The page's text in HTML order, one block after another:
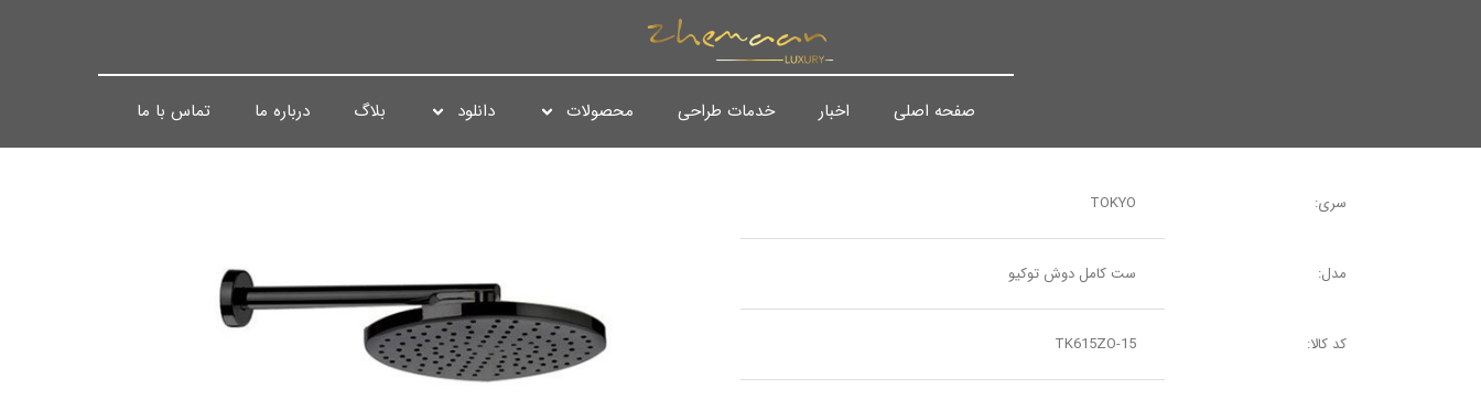
صفحه اصلی اخبار خدمات طراحی محصولات دانلود بلاگ درباره ما تماس با ما
سری: TOKYO
مدل: ست کامل دوش توکیو
کد کالا: TK615ZO-15